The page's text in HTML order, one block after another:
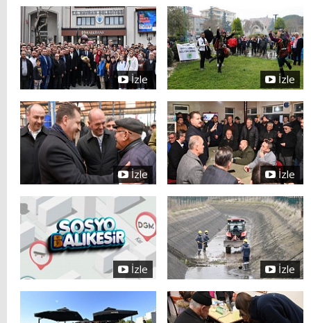
İzle İzle
İzle İzle
İzle İzle